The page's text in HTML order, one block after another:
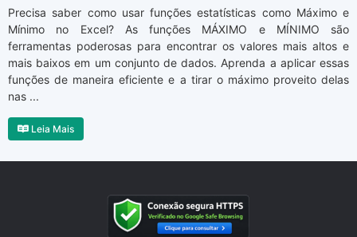
Precisa saber como usar funções estatísticas como Máximo e
Mínimo no Excel? As funções MÁXIMO e MÍNIMO são
ferramentas poderosas para encontrar os valores mais altos e
mais baixos em um conjunto de dados. Aprenda a aplicar essas
funções de maneira eficiente e a tirar o máximo proveito delas
nas ...
Leia Mais